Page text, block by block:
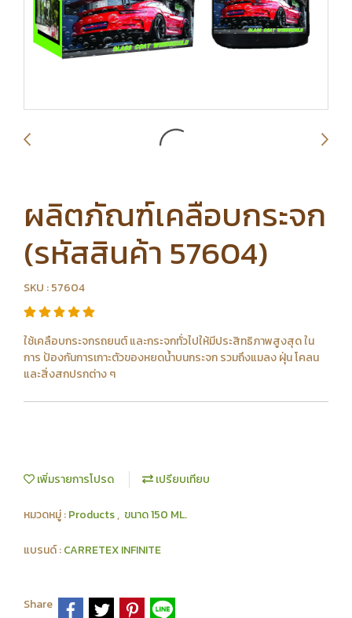
ผลิตภัณฑ์เคลือบกระจก
(รหัสสินค้า 57604)
SKU : 57604
ใช้เคลือบกระจกรถยนต์ และกระจกทั่วไปให้มีประสิทธิภาพสูงสุด ใน
การ ป้องกันการเกาะตัวของหยดน้ำบนกระจก รวมถึงแมลง ฝุ่น โคลน
และสิ่งสกปรกต่าง ๆ
เพิ่มรายการโปรด เปรียบเทียบ
หมวดหมู่ :Products, ขนาด 150 ML.
แบรนด์ :CARRETEX INFINITE
Share